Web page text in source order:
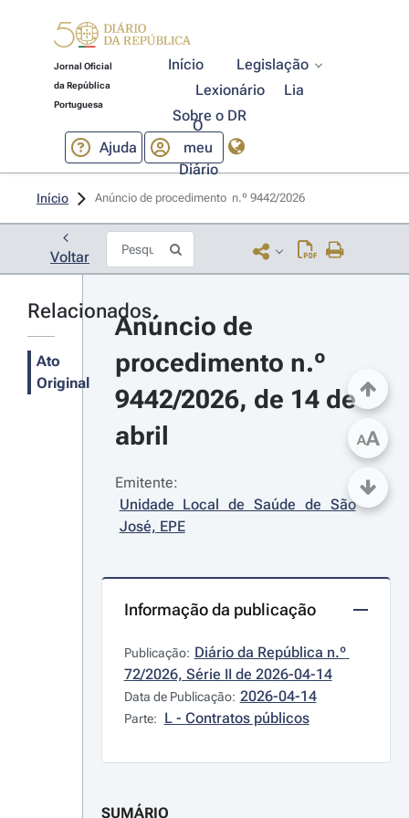
Jornal Oficial
da República
Portuguesa
Início
Legislação
Lexionário
Lia
Sobre o DR
Ajuda
O
meu
Diário
Início Anúncio de procedimento  n.º 9442/2026
Voltar
Relacionados
Ato
Original
Anúncio de
procedimento n.º
9442/2026, de 14 de
abril
Emitente:
Unidade Local de Saúde de São
José, EPE
Informação da publicação
Publicação: Diário da República n.º
72/2026, Série II de 2026-04-14
Data de Publicação: 2026-04-14
Parte: L - Contratos públicos
SUMÁRIO
AA